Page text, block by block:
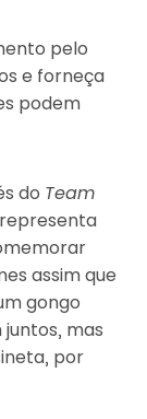
pelo
e forneça
podem
do Team
assim que
gongo
mas
por